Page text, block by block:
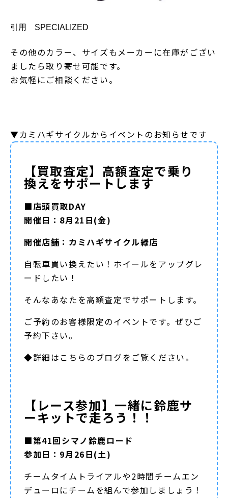
引用 SPECIALIZED
その他のカラー、サイズもメーカーに在庫がござい
ましたら取り寄せ可能です。
お気軽にご相談ください。
▼カミハギサイクルからイベントのお知らせです
【買取査定】高額査定で乗り
換えをサポートします
■店頭買取DAY
開催日：8月21日(金)
開催店舗：カミハギサイクル緑店
自転車買い換えたい！ホイールをアップグレ
ードしたい！
そんなあなたを高額査定でサポートします。
ご予約のお客様限定のイベントです。ぜひご
予約下さい。
◆詳細はこちらのブログをご覧ください。
【レース参加】一緒に鈴鹿サ
ーキットで走ろう！！
■第41回シマノ鈴鹿ロード
参加日：9月26日(土)
チームタイムトライアルや2時間チームエン
デューロにチームを組んで参加しましょう！